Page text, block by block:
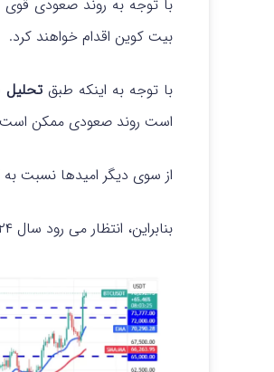
بیت کوین اقدام خواهند کرد.
با توجه به اینکه طبق
است روند صعودی ممکن است
از سوی دیگر امیدها نسبت به
بنابراین، انتظار می‌ رود سال ۲۰۲۴ سال صعودی برای بیت کوین باشد.